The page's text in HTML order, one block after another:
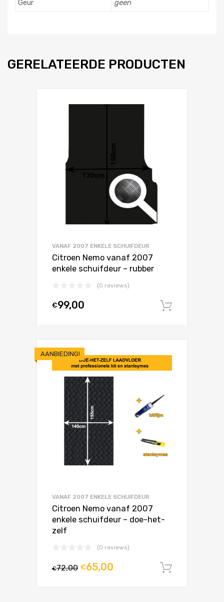
Geur geen
GERELATEERDE PRODUCTEN
VANAF 2007 ENKELE SCHUIFDEUR
Citroen Nemo vanaf 2007
enkele schuifdeur – rubber
(0 reviews)
€99,00
AANBIEDING!
VANAF 2007 ENKELE SCHUIFDEUR
Citroen Nemo vanaf 2007
enkele schuifdeur – doe-het-
zelf
(0 reviews)
€72,00 €65,00